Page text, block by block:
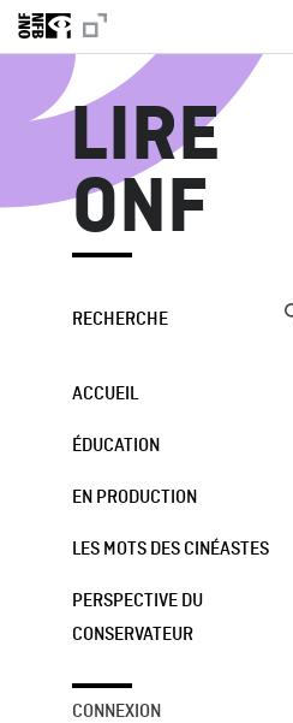
LIRE
ONF
RECHERCHE
ACCUEIL
ÉDUCATION
EN PRODUCTION
LES MOTS DES CINÉASTES
PERSPECTIVE DU
CONSERVATEUR
CONNEXION